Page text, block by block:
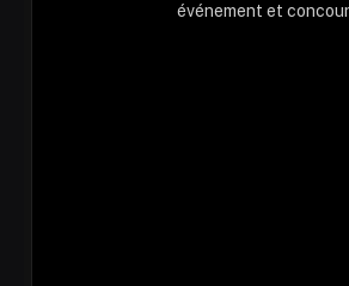
événement et